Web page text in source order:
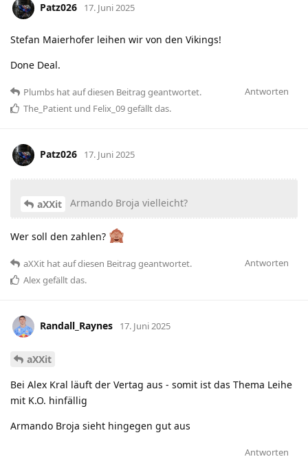
Patz026 17. Juni 2025
Stefan Maierhofer leihen wir von den Vikings!
Done Deal.
Antworten
Plumbs hatauf diesen Beitrag geantwortet.
The_Patient und Felix_09gefällt das.
Patz026 17. Juni 2025
aXXit Armando Broja vielleicht?
Wer soll den zahlen?
Antworten
aXXit hatauf diesen Beitrag geantwortet.
Alexgefällt das.
Randall_Raynes 17. Juni 2025
aXXit
Bei Alex Kral läuft der Vertag aus - somit ist das Thema Leihe
mit K.O. hinfällig
Armando Broja sieht hingegen gut aus
Antworten